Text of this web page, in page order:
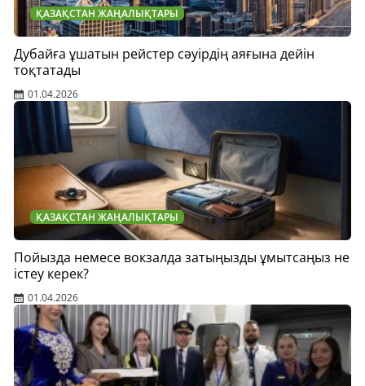
ҚАЗАҚСТАН ЖАҢАЛЫҚТАРЫ
Дубайға ұшатын рейстер сәуірдің аяғына дейін
тоқтатады
01.04.2026
ҚАЗАҚСТАН ЖАҢАЛЫҚТАРЫ
Пойызда немесе вокзалда затыңызды ұмытсаңыз не
істеу керек?
01.04.2026